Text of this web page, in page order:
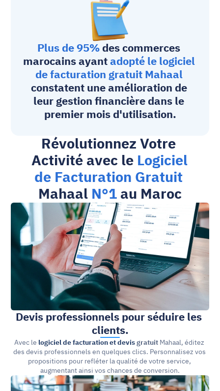
Plus de 95% des commerces
marocains ayant adopté le logiciel
de facturation gratuit Mahaal
constatent une amélioration de
leur gestion financière dans le
premier mois d'utilisation.
Révolutionnez Votre
Activité avec le Logiciel
de Facturation Gratuit
Mahaal N°1 au Maroc
Devis professionnels pour séduire les
clients.
Avec le logiciel de facturation et devis gratuit Mahaal, éditez
des devis professionnels en quelques clics. Personnalisez vos
propositions pour refléter la qualité de votre service,
augmentant ainsi vos chances de conversion.